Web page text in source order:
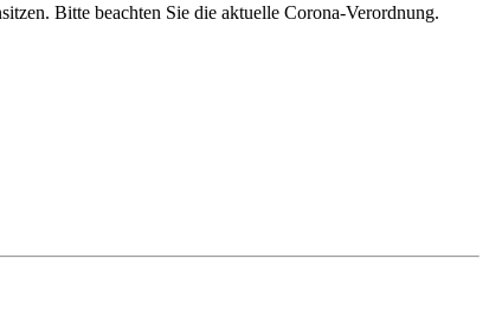
Bitte beachten Sie die aktuelle Corona-Verordnung.